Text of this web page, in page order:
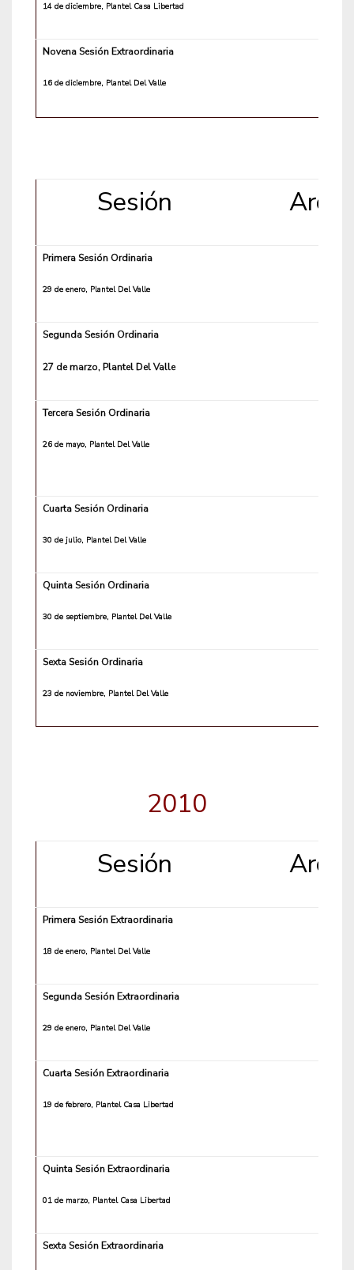
14 de diciembre, Plantel Casa Libertad
Novena Sesión Extraordinaria
16 de diciembre, Plantel Del Valle
Sesión
Primera Sesión Ordinaria
29 de enero, Plantel Del Valle
Segunda Sesión Ordinaria
27 de marzo, Plantel Del Valle
Tercera Sesión Ordinaria
26 de mayo, Plantel Del Valle
Cuarta Sesión Ordinaria
30 de julio, Plantel Del Valle
Quinta Sesión Ordinaria
30 de septiembre, Plantel Del Valle
Sexta Sesión Ordinaria
23 de noviembre, Plantel Del Valle
2010
Sesión
Primera Sesión Extraordinaria
18 de enero, Plantel Del Valle
Segunda Sesión Extraordinaria
29 de enero, Plantel Del Valle
Cuarta Sesión Extraordinaria
19 de febrero, Plantel Casa Libertad
Quinta Sesión Extraordinaria
01 de marzo, Plantel Casa Libertad
Sexta Sesión Extraordinaria